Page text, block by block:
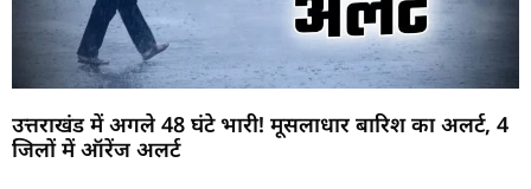
उत्तराखंड में अगले 48 घंटे भारी! मूसलाधार बारिश का अलर्ट, 4
जिलों में ऑरेंज अलर्ट